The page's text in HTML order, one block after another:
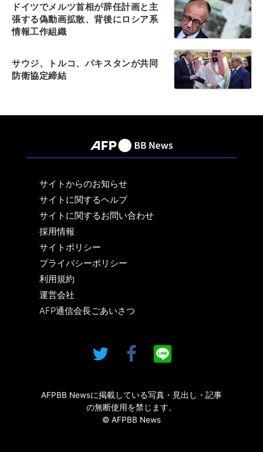
ドイツでメルツ首相が辞任計画と主
張する偽動画拡散、背後にロシア系
情報工作組織
サウジ、トルコ、パキスタンが共同
防衛協定締結
サイトからのお知らせ
サイトに関するヘルプ
サイトに関するお問い合わせ
採用情報
サイトポリシー
プライバシーポリシー
利用規約
運営会社
AFP通信会長ごあいさつ
AFPBB Newsに掲載している写真・見出し・記事
の無断使用を禁じます。
© AFPBB News